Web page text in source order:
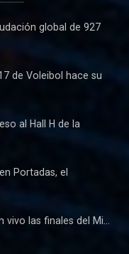
global de 927
de Voleibol hace su
al Hall H de la
Portadas, el
las finales del Mi...